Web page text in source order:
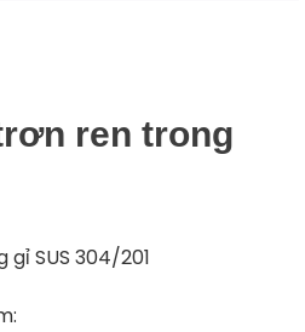
ren trong
SUS 304/201